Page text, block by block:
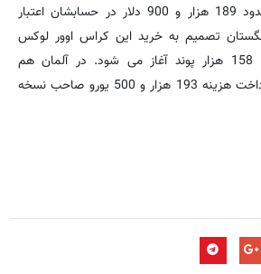
هستند، نیاز است که حدود 189 هزار و 900 دلار در حسابشان اعتبار
تصمیم به خرید این کراس اوور لوکس
دارید، قیمت پایه آن با 158 هزار پوند آغاز می شود. در آلمان هم
مشتریان می توانند با پرداخت هزینه 193 هزار و 500 یورو صاحب نسخه